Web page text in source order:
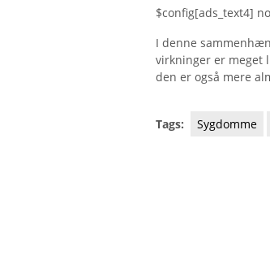
$config[ads_text4]
I denne
virkninger er meget
den er også mere
Tags: Sygdomme